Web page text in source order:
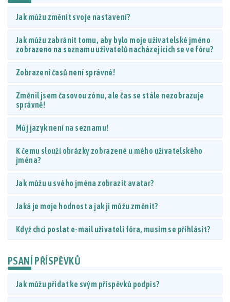
Jak můžu změnit svoje nastavení?
Jak můžu zabránit tomu, aby bylo moje uživatelské jméno
zobrazeno na seznamu uživatelů nacházejících se ve fóru?
Zobrazení časů není správné!
Změnil jsem časovou zónu, ale čas se stále nezobrazuje
správně!
Můj jazyk není na seznamu!
K čemu slouží obrázky zobrazené u mého uživatelského
jména?
Jak můžu u svého jména zobrazit avatar?
Jaká je moje hodnost a jak ji můžu změnit?
Když chci poslat e-mail uživateli fóra, musím se přihlásit?
PSANÍ PŘÍSPĚVKŮ
Jak můžu přidat ke svým příspěvků podpis?